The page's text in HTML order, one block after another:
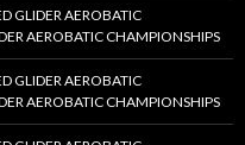
GLIDER AEROBATIC
AEROBATIC CHAMPIONSHIPS
GLIDER AEROBATIC
AEROBATIC CHAMPIONSHIPS